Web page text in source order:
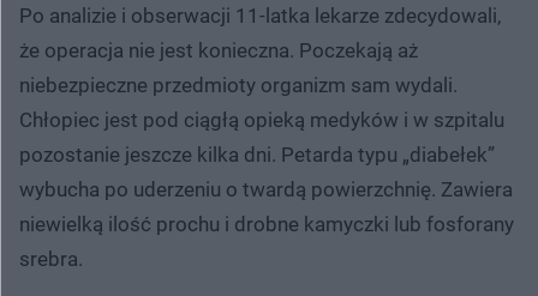
Po analizie i obserwacji 11-latka lekarze zdecydowali,
że operacja nie jest konieczna. Poczekają aż
niebezpieczne przedmioty organizm sam wydali.
Chłopiec jest pod ciągłą opieką medyków i w szpitalu
pozostanie jeszcze kilka dni. Petarda typu „diabełek”
wybucha po uderzeniu o twardą powierzchnię. Zawiera
niewielką ilość prochu i drobne kamyczki lub fosforany
srebra.